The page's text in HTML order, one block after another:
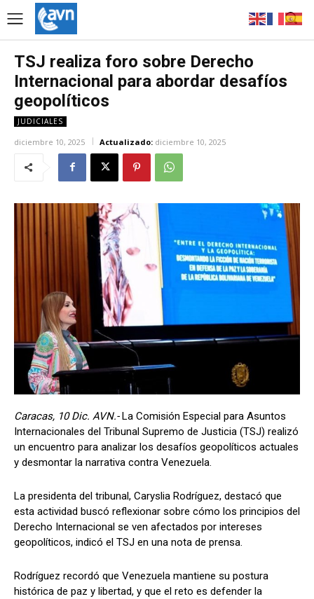
TSJ realiza foro sobre Derecho
Internacional para abordar desafíos
geopolíticos
JUDICIALES
diciembre 10, 2025 Actualizado: diciembre 10, 2025
Caracas, 10 Dic. AVN.-La Comisión Especial para Asuntos
Internacionales del Tribunal Supremo de Justicia (TSJ) realizó
un encuentro para analizar los desafíos geopolíticos actuales
y desmontar la narrativa contra Venezuela.
La presidenta del tribunal, Caryslia Rodríguez, destacó que
esta actividad buscó reflexionar sobre cómo los principios del
Derecho Internacional se ven afectados por intereses
geopolíticos, indicó el TSJ en una nota de prensa.
Rodríguez recordó que Venezuela mantiene su postura
histórica de paz y libertad, y que el reto es defender la